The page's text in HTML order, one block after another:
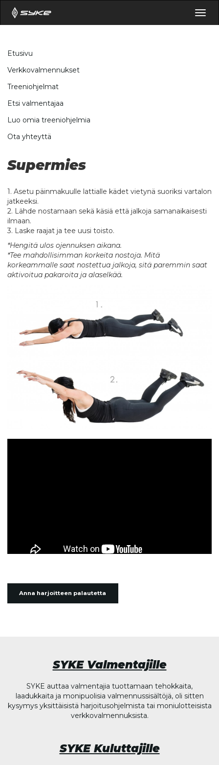
Etusivu
Verkkovalmennukset
Treeniohjelmat
Etsi valmentajaa
Luo omia treeniohjelmia
Ota yhteyttä
Supermies
1. Asetu päinmakuulle lattialle kädet vietynä suoriksi vartalon
jatkeeksi.
2. Lähde nostamaan sekä käsiä että jalkoja samanaikaisesti
ilmaan.
3. Laske raajat ja tee uusi toisto.
*Hengitä ulos ojennuksen aikana.
*Tee mahdollisimman korkeita nostoja. Mitä
korkeammalle saat nostettua jalkoja, sitä paremmin saat
aktivoitua pakaroita ja alaselkää.
Anna harjoitteen palautetta
SYKE Valmentajille
SYKE auttaa valmentajia tuottamaan tehokkaita,
laadukkaita ja monipuolisia valmennussisältöjä, oli sitten
kysymys yksittäisistä harjoitusohjelmista tai moniulotteisista
verkkovalmennuksista.
SYKE Kuluttajille